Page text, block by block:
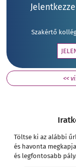
Szakértő
<<
Töltse ki az alábbi
és havonta
és legfontosabb